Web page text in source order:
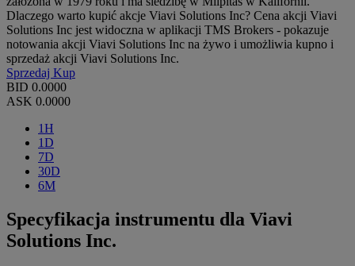
Dlaczego warto kupić akcje Viavi Solutions Inc? Cena akcji Viavi
Solutions Inc jest widoczna w aplikacji TMS Brokers - pokazuje
notowania akcji Viavi Solutions Inc na żywo i umożliwia kupno i
sprzedaż akcji Viavi Solutions Inc.
Sprzedaj Kup
BID 0.0000
ASK 0.0000
1H
1D
7D
30D
6M
Specyfikacja instrumentu dla Viavi
Solutions Inc.